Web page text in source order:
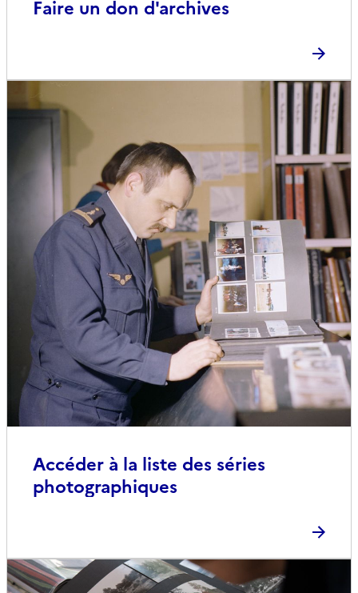
Faire un don d'archives
Accéder à la liste des séries
photographiques